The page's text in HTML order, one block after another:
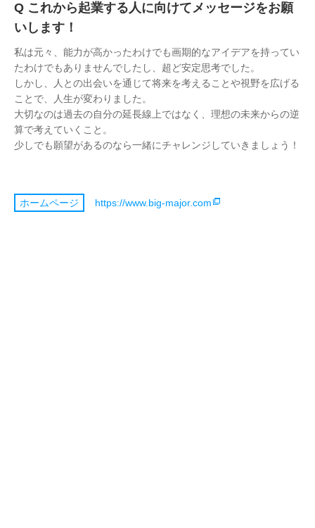
これから起業する人に向けてメッセージをお願
いします！
私は元々、能力が高かったわけでも画期的なアイデアを持ってい
たわけでもありませんでしたし、超ど安定思考でした。
しかし、人との出会いを通じて将来を考えることや視野を広げる
ことで、人生が変わりました。
大切なのは過去の自分の延長線上ではなく、理想の未来からの逆
算で考えていくこと。
少しでも願望があるのなら一緒にチャレンジしていきましょう！
https://www.big-major.com